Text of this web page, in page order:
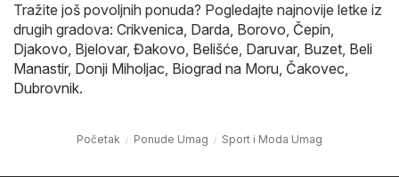
Tražite još povoljnih ponuda? Pogledajte najnovije letke iz
drugih gradova: Crikvenica, Darda, Borovo, Čepin,
Djakovo, Bjelovar, Đakovo, Belišće, Daruvar, Buzet, Beli
Manastir, Donji Miholjac, Biograd na Moru, Čakovec,
Dubrovnik.
Početak Ponude Umag Sport i Moda Umag